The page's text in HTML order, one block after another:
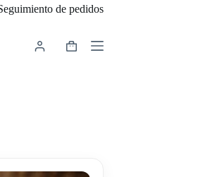
de pedidos
Carro